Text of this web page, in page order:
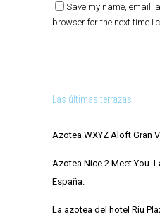
Save my name, email,
browser for the next time I
Las últimas terrazas
Azotea WXYZ Aloft Gran
Azotea Nice 2 Meet You.
España.
La azotea del hotel Riu